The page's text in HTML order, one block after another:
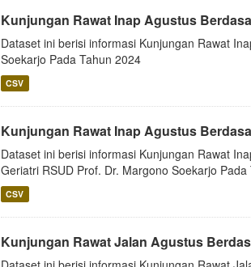
Kunjungan Rawat Inap Agustus
Dataset ini berisi informasi Kunjungan Rawat
Soekarjo Pada Tahun 2024
CSV
Kunjungan Rawat Inap Agustus
Dataset ini berisi informasi Kunjungan Rawat
Geriatri RSUD Prof. Dr. Margono Soekarjo
CSV
Kunjungan Rawat Jalan Agustus